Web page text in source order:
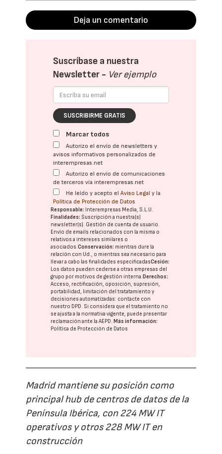
Deja un comentario
Suscríbase a nuestra
Newsletter - Ver ejemplo
SUSCRIBIRME GRATIS
Marcar todos
Autorizo el envío de newsletters y
avisos informativos personalizados de
interempresas.net
Autorizo el envío de comunicaciones
de terceros vía interempresas.net
He leído y acepto elAviso Legal y la
Política de Protección de Datos
Responsable: Interempresas Media, S.L.U.
Finalidades: Suscripción a nuestra(s)
newsletter(s). Gestión de cuenta de usuario.
Envío de emails relacionados con la misma o
relativos a intereses similares o
asociados.Conservación: mientras dure la
relación con Ud., o mientras sea necesario para
llevar a cabo las finalidades especificadasCesión:
Los datos pueden cederse a otras empresas del
grupo por motivos de gestión interna.Derechos:
Acceso, rectificación, oposición, supresión,
portabilidad, limitación del tratatamiento y
decisiones automatizadas: contacte con
nuestro DPD. Si considera que el tratamiento no
se ajusta a la normativa vigente, puede presentar
reclamación ante laAEPD.Más información:
Política de Protección de Datos
Madrid mantiene su posición como
principal hub de centros de datos de la
Península Ibérica, con 224 MW IT
operativos y otros 228 MW IT en
construcción